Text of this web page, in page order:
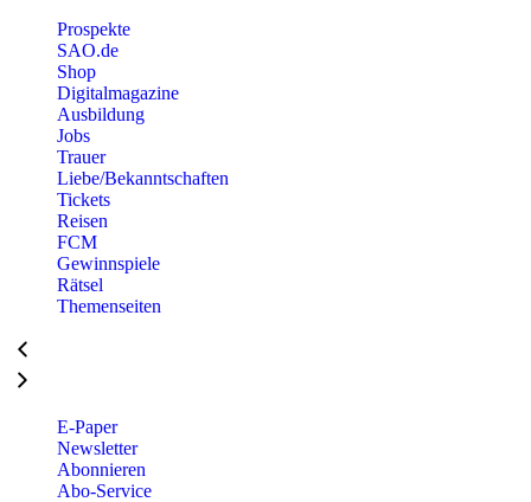
Prospekte
SAO.de
Shop
Digitalmagazine
Ausbildung
Jobs
Trauer
Liebe/Bekanntschaften
Tickets
Reisen
FCM
Gewinnspiele
Rätsel
Themenseiten
E-Paper
Newsletter
Abonnieren
Abo-Service